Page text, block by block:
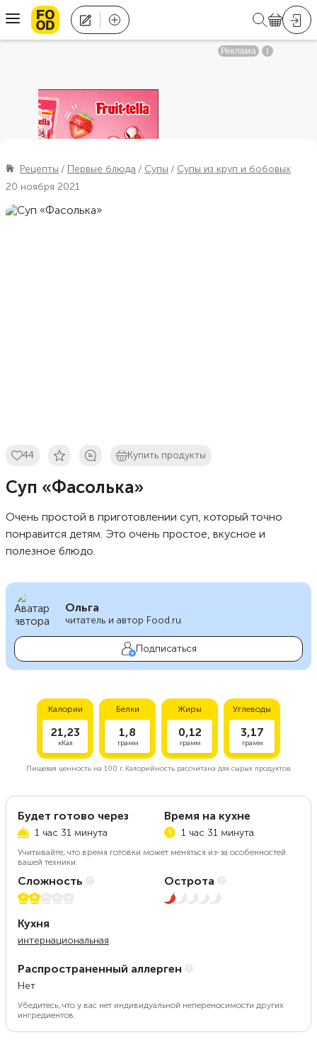
Рецепты Первые блюда Супы
Супы из круп и бобовых
20 ноября 2021
44 Купить продукты
Суп «Фасолька»
Очень простой в приготовлении суп, который точно
понравится детям. Это очень простое, вкусное и
полезное блюдо.
Ольга
читатель и автор Food.ru
Подписаться
Калории
21,23
кКал
Белки
1,8
грамм
Жиры
0,12
грамм
Углеводы
3,17
грамм
Пищевая ценность на 100 г.Калорийность рассчитана для сырых продуктов.
Будет готово через
1 час 31 минута
Время на кухне
1 час 31 минута
Учитывайте, что время готовки может меняться из-за особенностей
вашей техники.
Сложность
2 из 5
Острота
1 из 5
Кухня
интернациональная
Распространенный аллерген
Нет
Убедитесь, что у вас нет индивидуальной непереносимости других
ингредиентов.